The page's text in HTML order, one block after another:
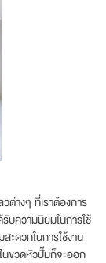
ต่างๆ ที่เราต้องการ
บความนิยมในการใช้
ะดวกในการใช้งาน
นขวดหัวปั๊มก็จะออก